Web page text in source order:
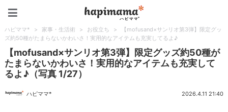
ハピママ* > 家事・生活術 > お役立ち >
【mofusand×サンリオ第3弾】限定グッ
ズ約50種がたまらないかわいさ！実用的なアイテムも充実してるよ♪
【mofusand×サンリオ第3弾】限定グッズ約50種が
たまらないかわいさ！実用的なアイテムも充実して
るよ♪（写真 1/27）
ハピママ* 2026.4.11 21:40